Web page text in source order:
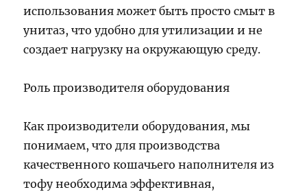
использования может быть просто смыт в
унитаз, что удобно для утилизации и не
создает нагрузку на окружающую среду.
Роль производителя оборудования
Как производители оборудования, мы
понимаем, что для производства
качественного кошачьего наполнителя из
тофу необходима эффективная,